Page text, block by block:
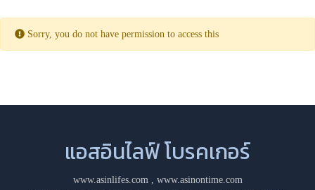
Sorry, you do not have permission to access this
แอสอินไลฟ์ โบรคเกอร์
www.asinlifes.com, www.asinontime.com